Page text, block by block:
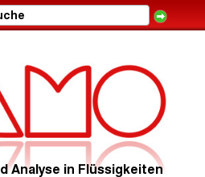
Analyse in Flüssigkeiten